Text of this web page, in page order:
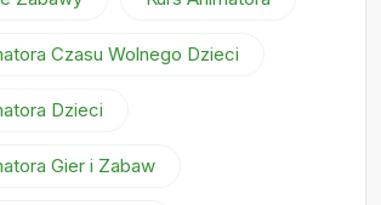
Czasu Wolnego Dzieci
Dzieci
Gier i Zabaw